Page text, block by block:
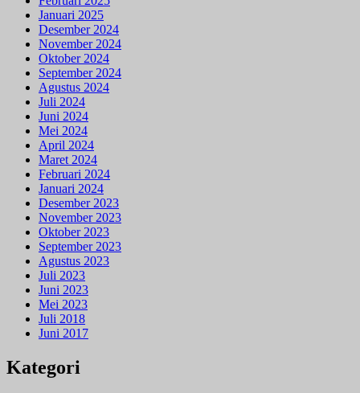
Januari 2025
Desember 2024
November 2024
Oktober 2024
September 2024
Agustus 2024
Juli 2024
Juni 2024
Mei 2024
April 2024
Maret 2024
Februari 2024
Januari 2024
Desember 2023
November 2023
Oktober 2023
September 2023
Agustus 2023
Juli 2023
Juni 2023
Mei 2023
Juli 2018
Juni 2017
Kategori